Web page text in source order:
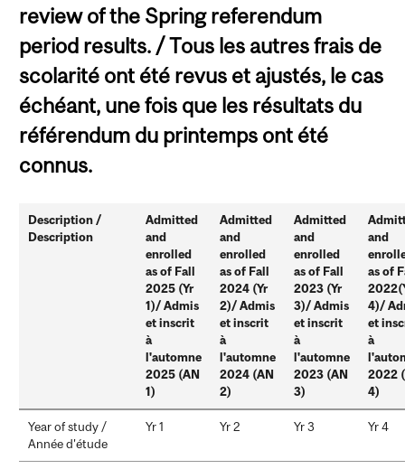
review of the Spring referendum
period results. / Tous les autres frais de
scolarité ont été revus et ajustés, le cas
échéant, une fois que les résultats du
référendum du printemps ont été
connus.
Description /
Description
Admitted
and
enrolled
as of Fall
2025 (Yr
1)/ Admis
et inscrit
à
l'automne
2025 (AN
1)
Admitted
and
enrolled
as of Fall
2024 (Yr
2)/ Admis
et inscrit
à
l'automne
2024 (AN
2)
Admitted
and
enrolled
as of Fall
2023 (Yr
3)/ Admis
et inscrit
à
l'automne
2023 (AN
3)
and
as of
4)/
et
à
2022
4)
Year of study /
Année d'étude
Yr 1 Yr 2 Yr 3 Yr 4